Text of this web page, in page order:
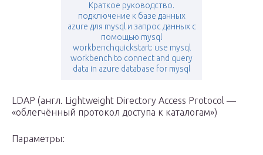
Краткое руководство.
подключение к базе данных
azure для mysql и запрос данных с
помощью mysql
workbenchquickstart: use mysql
workbench to connect and query
data in azure database for mysql
LDAP (англ. Lightweight Directory Access Protocol —
«облегчённый протокол доступа к каталогам»)
Параметры: